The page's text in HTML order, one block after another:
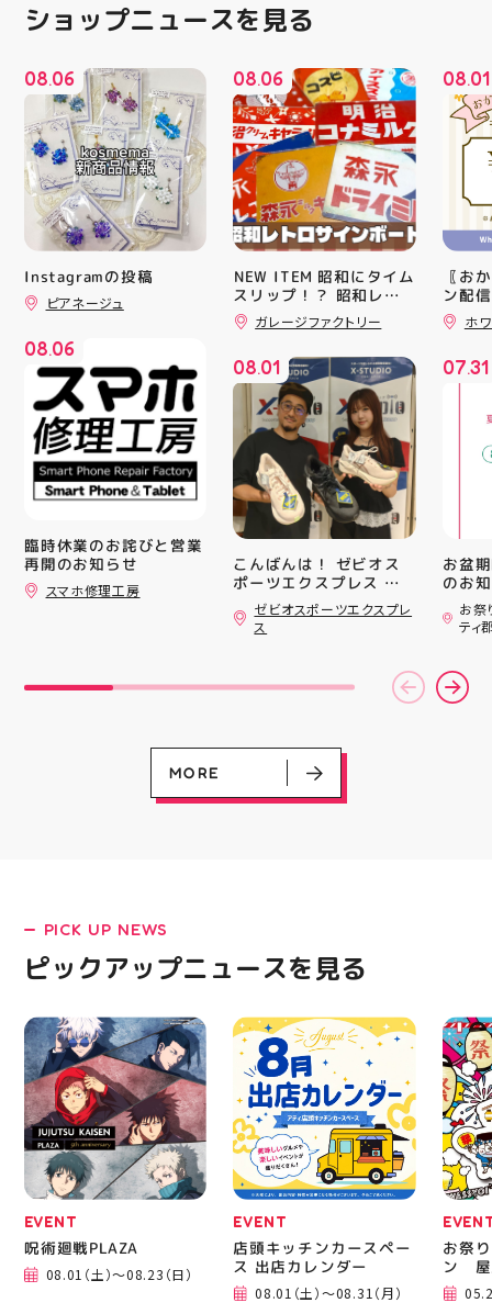
LATEST!
ピックアップニュース
EVENT
EVENT
店頭キッチンカースペース 出店カ
EVENT
お祭りBBQビアガーデン 屋上で好
CAMPAIGN
ヨドバシカメラ 平日限定1時間駐
CAMPAIGN
プレミアム駐車サービス [4～8F
ショップニュースを見る
08.06
Instagramの投稿
ピアネージュ
08.06
臨時休業のお詫びと営業
再開のお知らせ
スマホ修理工房
08.06
️NEW ITEM️ 昭和にタイム
スリップ！？ 昭和レト
ロサインボード大量入荷
しました！ 今回はお菓
お部屋に飾ればバッチグ
ー #昭和レトロ #アティ
郡山 #福島県 #郡山駅前
#郡山市
ガレージファクトリー
08.01
こんばんは！ ゼビオス
ポーツエクスプレス ア
ティ郡山です🦭 ・ ★本
日のラジオ★は アシッ
クスからランニングシュ
6」の紹介でした ・ 特
徴としては ☆軽量かつ
搭載し、推進力を向上さ
せました！
☆ASICSGRIPを前足部に
追加し、グリップ力を向
をカジュアルに走りたい
方や仕事履き、夏のお出
のクッションシューズに
なっています 人気ラン
ニングシューズの最新作
になります！ ・ 気にな
る方は是非、店頭に足を
運んでください！ スポ
ーツナビゲーター一同、
店頭でお待ちしておりま
す(⁠◍⁠•⁠ᴗ⁠•⁠◍⁠)⁠ ・ #ゼビオ
#アティ郡山 #福島美少
女図鑑 #照山楓香
#ASICS
ゼビオスポーツエクスプレ
ス
08.01
〖お
ン配
ッパ
￥
ーポ
ース
です
りの
ので
キャ
#歯の
ホ
07.31
お盆
のお知らせ
用い
ざい
(水)
いたしま
22:00
はプ
から
━━━━
郡山
BBQ
祭り
手ぶ
み #
ィナ
#夏の
お祭
ティ
MORE
PICK UP NEWS
ピックアップニュースを見る
EVENT
呪術廻戦PLAZA
08.01（土）～08.23（日）
EVENT
店頭キッチンカースペー
ス 出店カレンダー
08.01（土）～08.31（月）
お祭
ン 屋